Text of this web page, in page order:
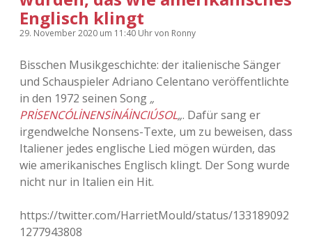
Visuelles
Adventskalender 2013
Adventskalender 2015
Adventskalender 2016
Adventskalender 2017
Adventskalender 2018
Adventskalender 2019
Englisch klingt
29. November 2020 um 11:40 Uhrvon Ronny
Bisschen Musikgeschichte: der italienische Sänger
und Schauspieler Adriano Celentano veröffentlichte
in den 1972 seinen Song „
PRİSENCÓLİNENSİNÁİNCIÚSOL„. Dafür sang er
irgendwelche Nonsens-Texte, um zu beweisen, dass
Italiener jedes englische Lied mögen würden, das
wie amerikanisches Englisch klingt. Der Song wurde
nicht nur in Italien ein Hit.
https://twitter.com/HarrietMould/status/133189092
1277943808